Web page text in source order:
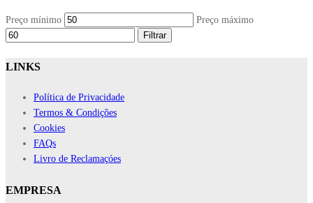
Preço mínimo
Preço máximo
Filtrar
LINKS
Política de Privacidade
Termos & Condições
Cookies
FAQs
Livro de Reclamaçóes
EMPRESA